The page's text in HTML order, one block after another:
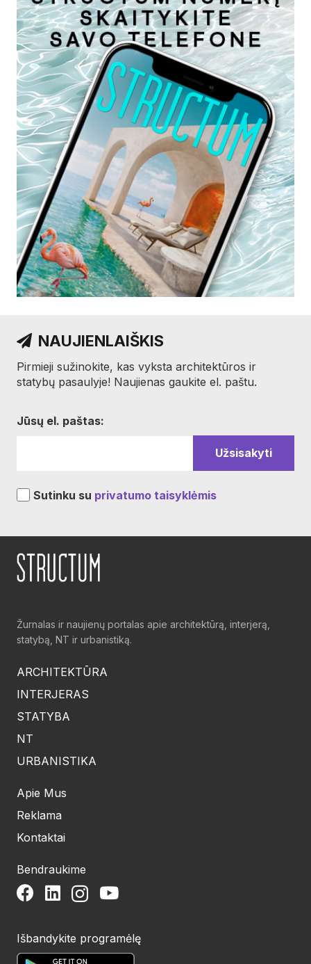
NAUJIENLAIŠKIS
Pirmieji sužinokite, kas vyksta architektūros ir
statybų pasaulyje! Naujienas gaukite el. paštu.
Jūsų el. paštas:
Sutinku su privatumo taisyklėmis
Žurnalas ir naujienų portalas apie architektūrą, interjerą,
statybą, NT ir urbanistiką.
ARCHITEKTŪRA
INTERJERAS
STATYBA
NT
URBANISTIKA
Apie Mus
Reklama
Kontaktai
Bendraukime
Išbandykite programėlę